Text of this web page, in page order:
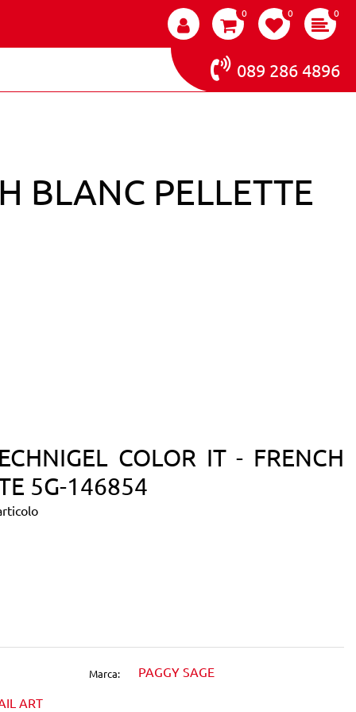
0 0 0
089 286 4896
BLANC PELLETTE
COLOR IT - FRENCH
5G-146854
ART
Marca: PAGGY SAGE